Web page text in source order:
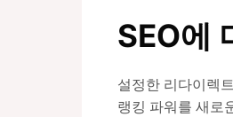
SEO에
설정한 리다이렉
랭킹 파워를 새로